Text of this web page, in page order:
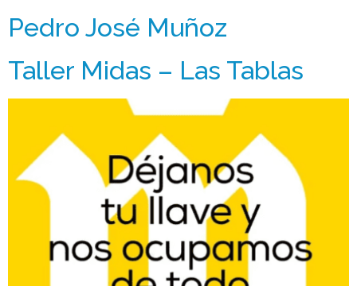
Pedro José Muñoz
Taller Midas – Las Tablas